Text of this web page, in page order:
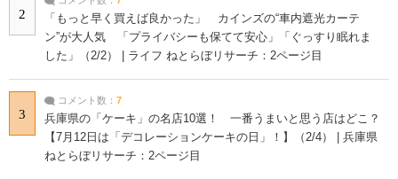
2
「もっと早く買えば良かった」 カインズの“車内遮光カーテ
ン”が大人気 「プライバシーも保てて安心」「ぐっすり眠れま
した」（2/2） | ライフ ねとらぼリサーチ：2ページ目
3
コメント数： 7
兵庫県の「ケーキ」の名店10選！ 一番うまいと思う店はどこ？
【7月12日は「デコレーションケーキの日」！】（2/4） | 兵庫県
ねとらぼリサーチ：2ページ目